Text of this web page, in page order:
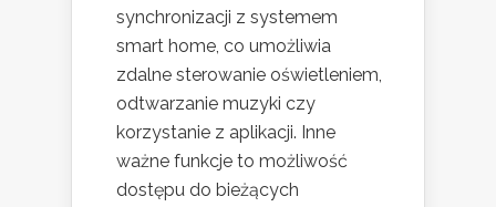
synchronizacji z systemem
smart home, co umożliwia
zdalne sterowanie oświetleniem,
odtwarzanie muzyki czy
korzystanie z aplikacji. Inne
ważne funkcje to możliwość
dostępu do bieżących